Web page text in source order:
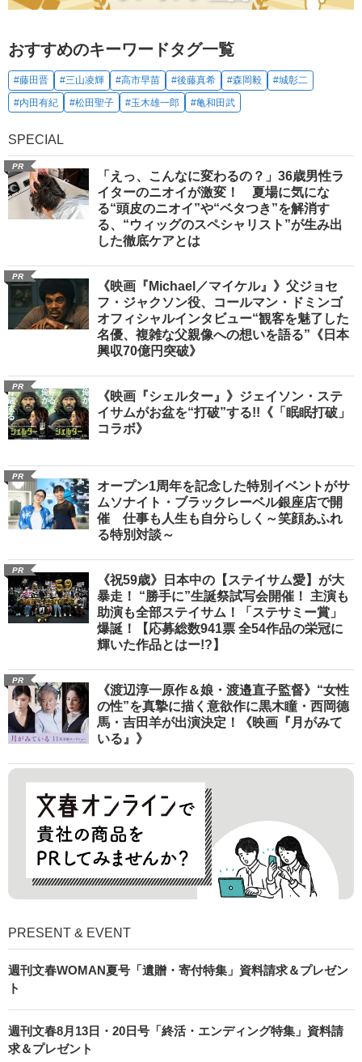
おすすめのキーワードタグ一覧
#藤田晋 #三山凌輝 #高市早苗 #後藤真希 #森岡毅
#城彰二
#内田有紀
#松田聖子 #玉木雄一郎 #亀和田武
SPECIAL
PR
「えっ、こんなに変わるの？」36歳男性ラ
イターのニオイが激変！ 夏場に気にな
る“頭皮のニオイ”や“ベタつき”を解消す
る、“ウィッグのスペシャリスト”が生み出
した徹底ケアとは
PR
《映画『Michael／マイケル』》父ジョセ
フ・ジャクソン役、コールマン・ドミンゴ
オフィシャルインタビュー“観客を魅了した
名優、複雑な父親像への想いを語る”《日本
興収70億円突破》
PR
《映画『シェルター』》ジェイソン・ステ
イサムがお盆を“打破”する!!《「眠眠打破」
コラボ》
PR
オープン1周年を記念した特別イベントがサ
ムソナイト・ブラックレーベル銀座店で開
催 仕事も人生も自分らしく～笑顔あふれ
る特別対談～
PR
《祝59歳》日本中の【ステイサム愛】が大
暴走！ “勝手に”生誕祭試写会開催！ 主演も
助演も全部ステイサム！「ステサミー賞」
爆誕！【応募総数941票 全54作品の栄冠に
輝いた作品とはー!?】
PR
《渡辺淳一原作＆娘・渡邉直子監督》“女性
の性”を真摯に描く意欲作に黒木瞳・西岡德
馬・吉田羊が出演決定！《映画『月がみて
いる』》
PRESENT & EVENT
週刊文春WOMAN夏号「遺贈・寄付特集」資料請求＆プレゼン
ト
週刊文春8月13日・20日号「終活・エンディング特集」資料請
求＆プレゼント